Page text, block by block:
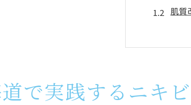
肌質
美
乾燥
継
乾燥に負
で実践するニキ